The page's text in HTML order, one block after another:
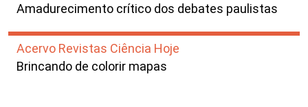
Amadurecimento crítico dos debates paulistas
Acervo Revistas Ciência Hoje
Brincando de colorir mapas